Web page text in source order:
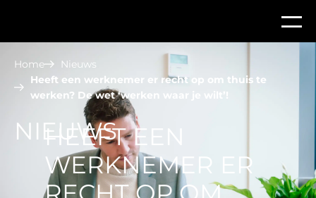
NIEUWS
HEEFT EEN
WERKNEMER ER
Home
Nieuws
Heeft een werknemer er recht op om thuis te
werken? De wet ‘werken waar je wilt’!